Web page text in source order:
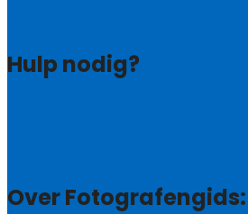
Hulp nodig?
Over Fotografengids: